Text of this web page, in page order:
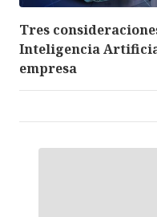
Tres
Inteligencia
empresa